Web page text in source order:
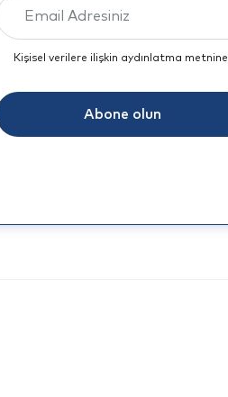
Kişisel verilere ilişkin aydınlatma metnine
Abone olun